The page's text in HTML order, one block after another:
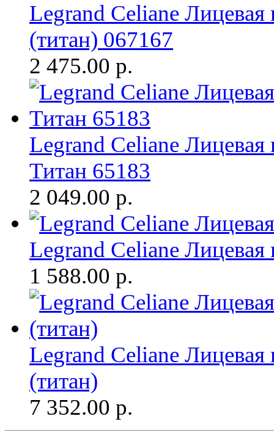
Legrand Celiane Лицевая
(титан) 067167
2 475.00 р.
Legrand Celiane Лицевая
Титан 65183
2 049.00 р.
Legrand Celiane Лицевая
1 588.00 р.
Legrand Celiane Лицевая
(титан)
7 352.00 р.